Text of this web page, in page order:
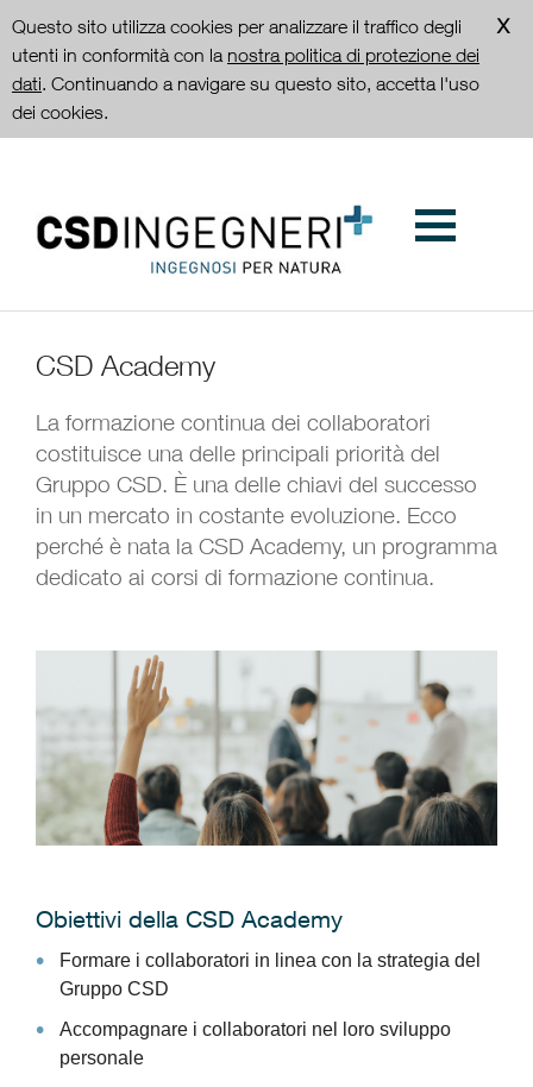
Questo sito utilizza cookies per analizzare il traffico degli
utenti in conformità con la nostra politica di protezione dei
dati. Continuando a navigare su questo sito, accetta l'uso
dei cookies.
CSD Academy
La formazione continua dei collaboratori
costituisce una delle principali priorità del
Gruppo CSD. È una delle chiavi del successo
in un mercato in costante evoluzione. Ecco
perché è nata la CSD Academy, un programma
dedicato ai corsi di formazione continua.
Obiettivi della CSD Academy
Formare i collaboratori in linea con la strategia del
Gruppo CSD
Accompagnare i collaboratori nel loro sviluppo
personale